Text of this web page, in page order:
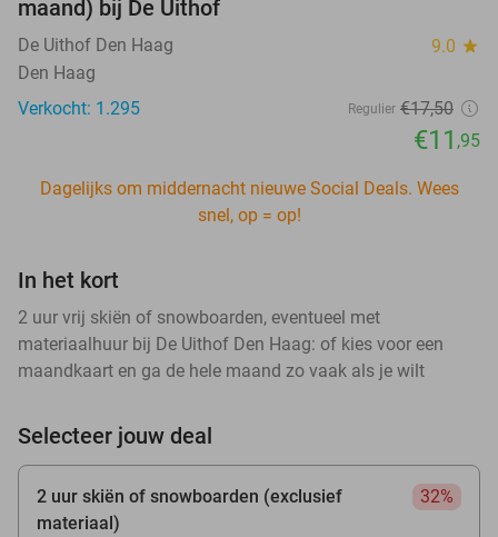
maand) bij De Uithof
De Uithof Den Haag 9.0 star
Den Haag
Verkocht: 1.295
Regulier €17,50
€11 ,95
Dagelijks om middernacht nieuwe Social Deals. Wees
snel, op = op!
In het kort
2 uur vrij skiën of snowboarden, eventueel met
materiaalhuur bij De Uithof Den Haag: of kies voor een
maandkaart en ga de hele maand zo vaak als je wilt
Selecteer jouw deal
2 uur skiën of snowboarden (exclusief
materiaal)
32%